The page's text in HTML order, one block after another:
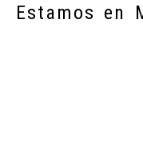
Estamos en